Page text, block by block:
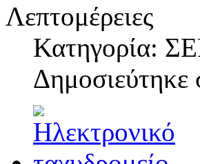
Λεπτομέρειες
Κατηγορία:
Δημοσιεύτηκε